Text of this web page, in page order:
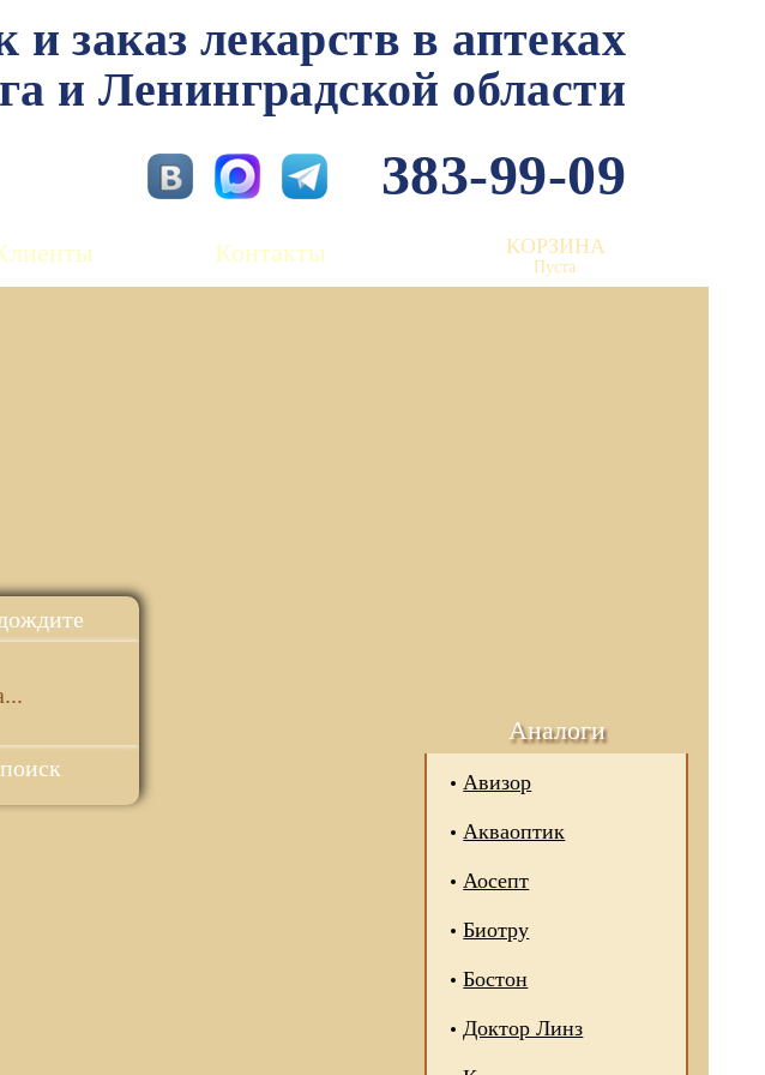
и заказ лекарств в аптеках
и Ленинградской области
383-99-09
Контакты КОРЗИНА
Пуста
Аналоги
Авизор
Акваоптик
Аосепт
Биотру
Бостон
Доктор Линз